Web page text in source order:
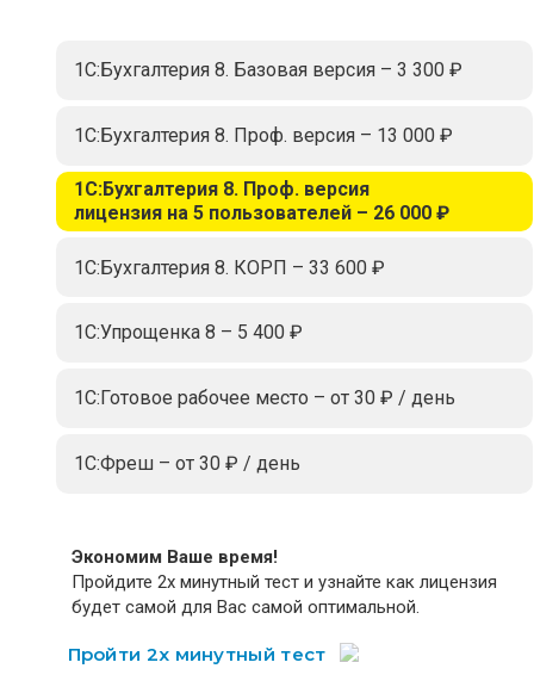
1С:Бухгалтерия 8. Базовая версия – 3 300 ₽
1С:Бухгалтерия 8. Проф. версия – 13 000 ₽
1С:Бухгалтерия 8. Проф. версия
лицензия на 5 пользователей – 26 000 ₽
1С:Бухгалтерия 8. КОРП – 33 600 ₽
1С:Упрощенка 8 – 5 400 ₽
1С:Готовое рабочее место – от 30 ₽ / день
1С:Фреш – от 30 ₽ / день
Экономим Ваше время!
Пройдите 2х минутный тест и узнайте как лицензия
будет самой для Вас самой оптимальной.
Пройти 2х минутный тест